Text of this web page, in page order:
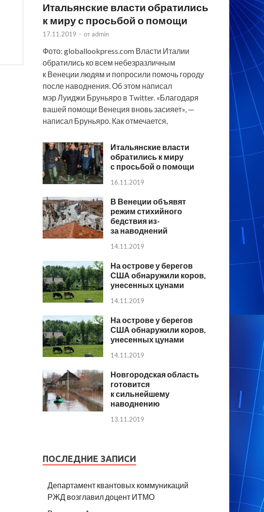
Итальянские власти обратились
к миру с просьбой о помощи
17.11.2019 - от admin
Фото: globallookpress.com Власти Италии
обратились ко всем небезразличным
к Венеции людям и попросили помочь городу
после наводнения. Об этом написал
мэр Луиджи Бруньяро в Twitter. «Благодаря
вашей помощи Венеция вновь засияет», —
написал Бруньяро. Как отмечается,
Итальянские власти
обратились к миру
с просьбой о помощи
16.11.2019
В Венеции объявят
режим стихийного
бедствия из-
за наводнений
14.11.2019
На острове у берегов
США обнаружили коров,
унесенных цунами
14.11.2019
На острове у берегов
США обнаружили коров,
унесенных цунами
14.11.2019
Новгородская область
готовится
к сильнейшему
наводнению
13.11.2019
ПОСЛЕДНИЕ ЗАПИСИ
Департамент квантовых коммуникаций
РЖД возглавил доцент ИТМО